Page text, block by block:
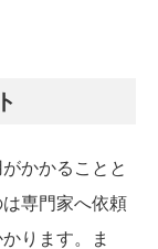
かかることと
専門家へ依頼
ります。ま